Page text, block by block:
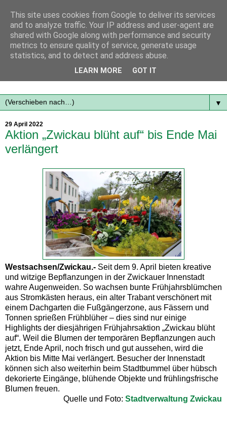
Mit frischen Themen aus der Region immer auf dem
▼
29 April 2022
Aktion „Zwickau blüht auf“ bis Ende Mai
verlängert
Westsachsen/Zwickau.- Seit dem 9. April bieten kreative
und witzige Bepflanzungen in der Zwickauer Innenstadt
wahre Augenweiden. So wachsen bunte Frühjahrsblümchen
aus Stromkästen heraus, ein alter Trabant verschönert mit
einem Dachgarten die Fußgängerzone, aus Fässern und
Tonnen sprießen Frühblüher – dies sind nur einige
Highlights der diesjährigen Frühjahrsaktion „Zwickau blüht
auf“. Weil die Blumen der temporären Bepflanzungen auch
jetzt, Ende April, noch frisch und gut aussehen, wird die
Aktion bis Mitte Mai verlängert. Besucher der Innenstadt
können sich also weiterhin beim Stadtbummel über hübsch
dekorierte Eingänge, blühende Objekte und frühlingsfrische
Blumen freuen.
Quelle und Foto: Stadtverwaltung Zwickau
This site uses cookies from Google to deliver its services
and to analyze traffic. Your IP address and user-agent are
shared with Google along with performance and security
metrics to ensure quality of service, generate usage
statistics, and to detect and address abuse.
LEARN MORE GOT IT